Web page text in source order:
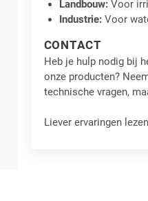
Landbouw: Voor
Industrie: Voor
CONTACT
Heb je hulp nodig bij
onze producten?
technische vragen,
Liever ervaringen